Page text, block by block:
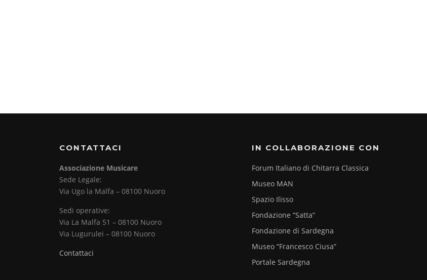
CONTATTACI
Associazione Musicare
Sede Legale:
Via Ugo la Malfa – 08100 Nuoro
Sedi operative:
Via La Malfa 51 – 08100 Nuoro
Via Lugurulei – 08100 Nuoro
Contattaci
IN COLLABORAZIONE CON
Forum Italiano di Chitarra Classica
Museo MAN
Spazio Ilisso
Fondazione “Satta”
Fondazione di Sardegna
Museo “Francesco Ciusa”
Portale Sardegna